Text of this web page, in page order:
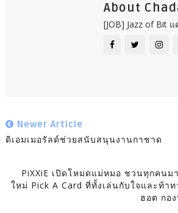
About
[JOB] Jazz of Bit
Newer Article
ดิเอมเมอรัลด์ช่วยสนับสนุนงานกาชาด
PiXXiE เปิดโหมดแม่หมอ ชวนทุกคนม
ใหม่ Pick A Card ที่ทั้งเล่นกับใจและท้า
ฮอต กอ